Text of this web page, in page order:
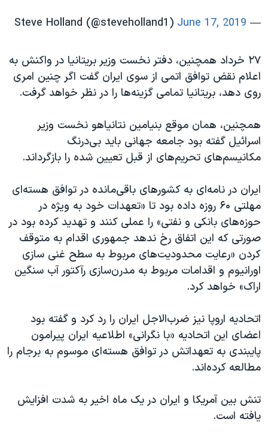
— Steve Holland (@steveholland1)
June 17, 2019
۲۷ خرداد همچنین، دفتر نخست وزیر بریتانیا در واکنش به
اعلام نقض توافق اتمی از سوی ایران گفت اگر چنین امری
روی دهد، بریتانیا تمامی گزینه‌ها را در نظر خواهد گرفت.
همچنین، همان موقع بنیامین نتانیاهو نخست وزیر
اسرائیل گفته بود جامعه جهانی باید بی‌درنگ
مکانیسم‌های تحریم‌های از قبل تعیین شده را بازگرداند.
ایران در نامه‌ای به کشورهای باقی‌مانده در توافق هسته‌ای
مهلتی ۶۰ روزه داده بود تا «تعهدات خود به ویژه در
حوزه‌های بانکی و نفتی» را عملی کنند و تهدید کرده بود در
صورتی که این اتفاق رخ ندهد جمهوری اقدام به متوقف
کردن «رعایت محدودیت‌های مربوط به سطح غنی سازی
اورانیوم و اقدامات مربوط به مدرن‌سازی رآکتور آب سنگین
اراک» خواهد کرد.
اتحادیه اروپا نیز ضرب‌الاجل ایران را رد کرد و گفته بود
اعضای این اتحادیه «با نگرانی» اطلاعیه ایران پیرامون
پایبندی به تعهداتش در توافق هسته‌ای موسوم به برجام را
مطالعه کرده‌اند.
تنش بین آمریکا و ایران در یک ماه اخیر به شدت افزایش
یافته است.